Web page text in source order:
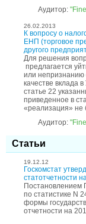
Аудитор:
26.02.2013
К вопросу о
ЕНП (торговое
другого
Для решения
предлагается
или непризнанию
качестве вклада
статье 22
приведенное в
«реализация» не
Аудитор:
Статьи
19.12.12
Госкомстат
статотчетности
Постановлением
по статистике N
формы
отчетности на